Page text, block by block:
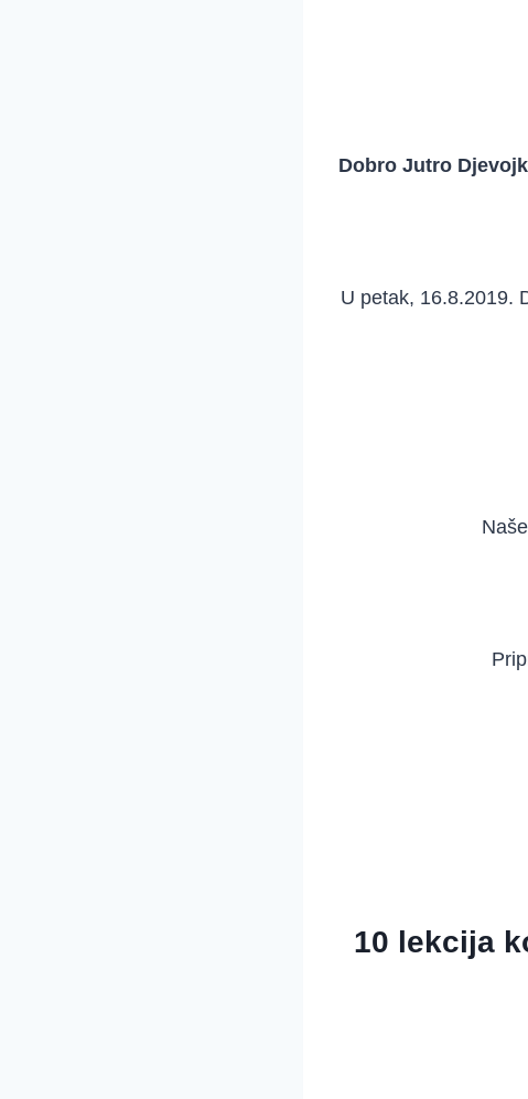
Dobro Jutro
U petak, 16.8.2019.
10 lekcija